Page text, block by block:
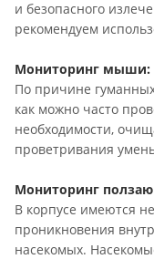
и безопасного
рекомендуем
Мониторинг мыши:
По причине
как можно часто
необходимости,
проветривания
Мониторинг
В корпусе имеются
проникновения
насекомых.